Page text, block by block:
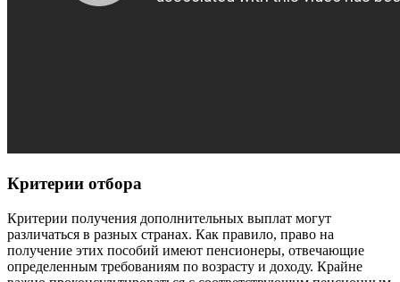
Критерии отбора
Критерии получения дополнительных выплат могут
различаться в разных странах. Как правило, право на
получение этих пособий имеют пенсионеры, отвечающие
определенным требованиям по возрасту и доходу. Крайне